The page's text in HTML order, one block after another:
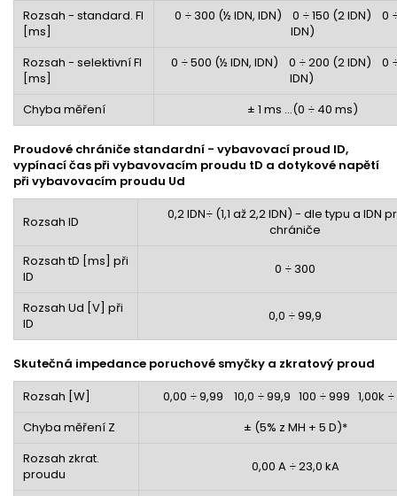
Rozsah - standard. FI
[ms]
0 ÷ 300 (½ IDN, IDN) 0 ÷ 150 (2 IDN) 0
IDN)
Rozsah - selektivní FI
[ms]
0 ÷ 500 (½ IDN, IDN) 0 ÷ 200 (2 IDN) 0 ÷
IDN)
Chyba měření
± 1 ms ...(0 ÷ 40 ms)
Proudové chrániče standardní - vybavovací proud ID,
vypínací čas při vybavovacím proudu tD a dotykové napětí
při vybavovacím proudu Ud
Rozsah ID 0,2 IDN÷ (1,1 až 2,2 IDN) - dle typu a IDN
chrániče
Rozsah tD [ms] při
ID 0 ÷ 300
Rozsah Ud [V] při
ID 0,0 ÷ 99,9
Skutečná impedance poruchové smyčky a zkratový proud
Rozsah [W]
0,00 ÷ 9,99 10,0 ÷ 99,9 100 ÷ 999 1,00k ÷
Chyba měření Z
± (5% z MH + 5 D)*
Rozsah zkrat.
proudu
0,00 A ÷ 23,0 kA